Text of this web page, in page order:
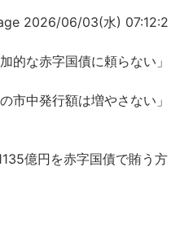
2026/06/03(水) 07:12:2
的な赤字国債に頼らない」
市中発行額は増やさない」
億円を赤字国債で賄う方